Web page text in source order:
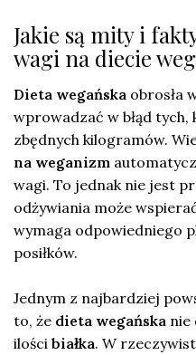
Jakie są mity i
wagi na diecie
Dieta wegańska obrosła
wprowadzać w błąd
zbędnych kilogramów.
na weganizm
wagi. To jednak nie jest
odżywiania może
wymaga odpowiedniego
posiłków.
Jednym z najbardziej
to, że dieta wegańska nie
ilości białka. W